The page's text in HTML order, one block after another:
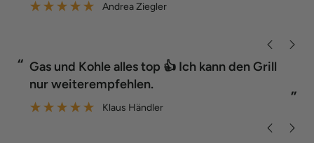
Ziegler
“
”
Hat wunderbar geklappt und können wir nur
weiterempfehlen.
Sabine Guder